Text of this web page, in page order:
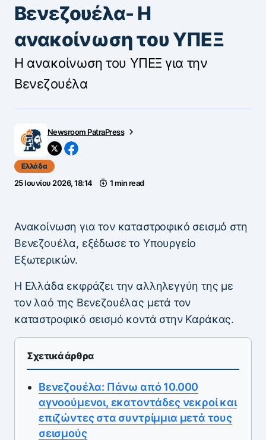
Βενεζουέλα- Η
ανακοίνωση του ΥΠΕΞ
Η ανακοίνωση του ΥΠΕΞ για την
Βενεζουέλα
Newsroom PatraPress
Ελλάδα
25 Ιουνίου 2026, 18:14 1 min read
Ανακοίνωση για τον καταστροφικό σεισμό στη
Βενεζουέλα, εξέδωσε το Υπουργείο
Εξωτερικών.
H Ελλάδα εκφράζει την αλληλεγγύη της με
τον λαό της Βενεζουέλας μετά τον
καταστροφικό σεισμό κοντά στην Καράκας.
Σχετικά άρθρα
Βενεζουέλα: Πάνω από 10.000
αγνοούμενοι, εκατοντάδες νεκροί και
επιζώντες στα συντρίμμια μετά τους
σεισμούς